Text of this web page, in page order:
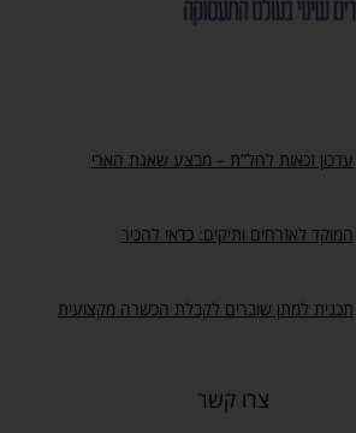
עדכון זכאות לחל”ת – מבצע שאגת הארי
המוקד לאזרחים ותיקים: כדאי להכיר
תכנית למתן שוברים לקבלת הכשרה מקצועית
צרו קשר